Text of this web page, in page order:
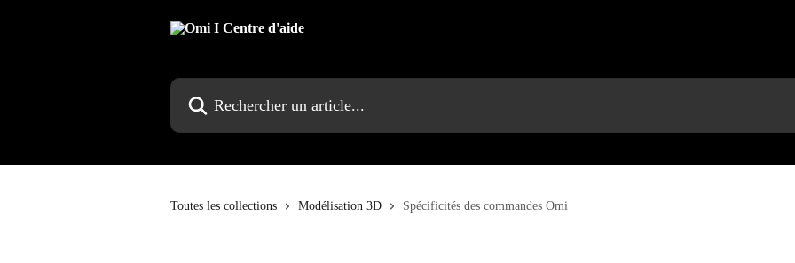
Rechercher un article...
Toutes les collections Modélisation 3D Spécificités des commandes Omi